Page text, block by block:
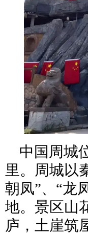
中国周城
里。周城以
朝凤”、“龙
地。景区山
庐，土崖筑